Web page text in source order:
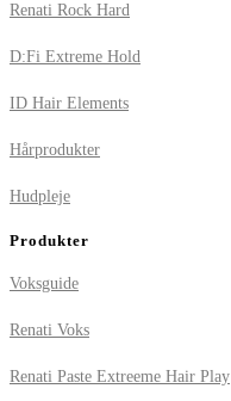
Renati Rock Hard
D:Fi Extreme Hold
ID Hair Elements
Hårprodukter
Hudpleje
Produkter
Voksguide
Renati Voks
Renati Paste Extreeme Hair Play